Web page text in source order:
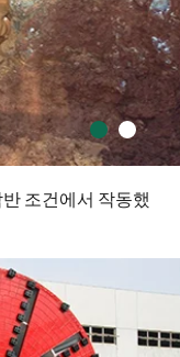
반 조건에서 작동했